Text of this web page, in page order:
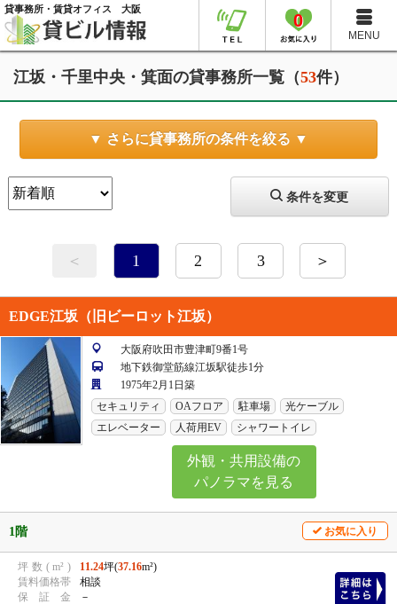
貸事務所・賃貸オフィス 大阪
MENU
0
江坂・千里中央・箕面の貸事務所一覧（53件）
▼ さらに貸事務所の条件を絞る ▼
条件を変更
＜ 1 2 3 ＞
EDGE江坂（旧ビーロット江坂）
大阪府吹田市豊津町9番1号
地下鉄御堂筋線江坂駅徒歩1分
1975年2月1日築
セキュリティ
OAフロア 駐車場
光ケーブル
エレベーター
人荷用EV シャワートイレ
外観・共用設備の
パノラマを見る
1階 お気に入り
坪 数 ( m² ) 11.24坪(37.16m²)
賃料価格帯
相談
保
証 金
－